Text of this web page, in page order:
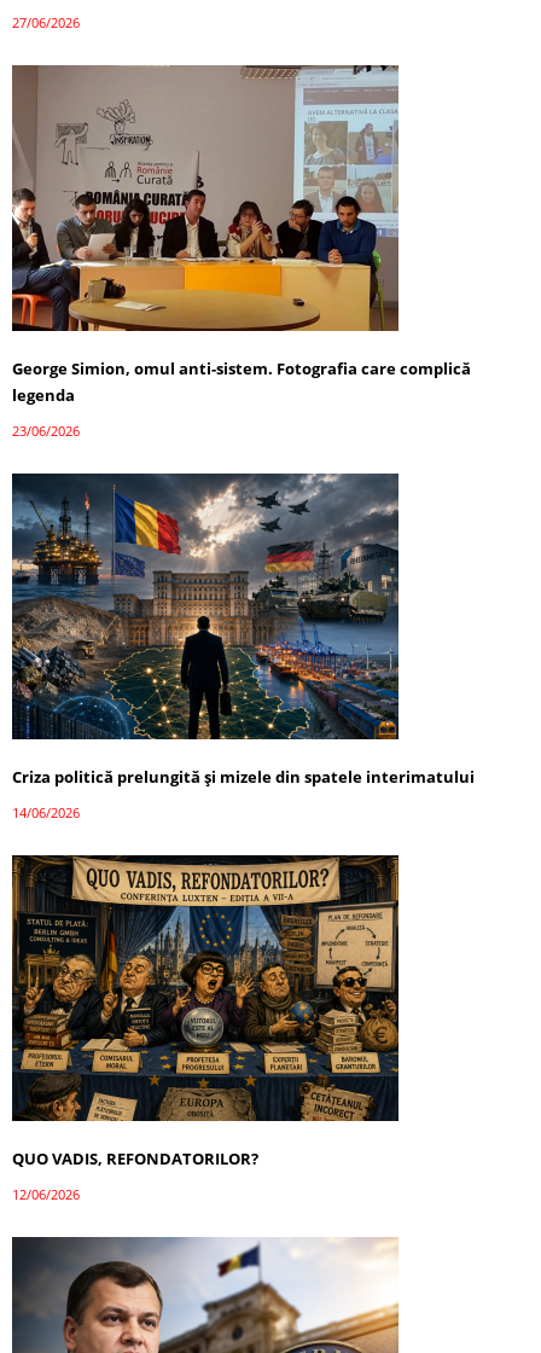
27/06/2026
George Simion, omul anti-sistem. Fotografia care complică
legenda
23/06/2026
Criza politică prelungită și mizele din spatele interimatului
14/06/2026
QUO VADIS, REFONDATORILOR?
12/06/2026